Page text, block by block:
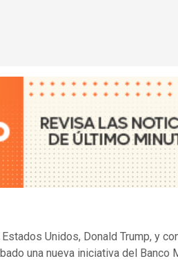
Unidos, Donald Trump, y
una nueva iniciativa del Banco